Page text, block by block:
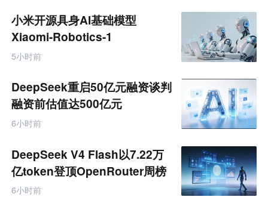
商
产
业
互
联
网
小米开源具身AI基础模型
Xiaomi-Robotics-1
5小时前
DeepSeek重启50亿元融资谈判
融资前估值达500亿元
6小时前
DeepSeek V4 Flash以7.22万
亿token登顶OpenRouter周榜
6小时前